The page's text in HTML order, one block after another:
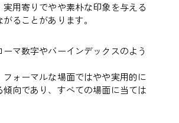
用寄りでやや素朴な印象を与える
ることがあります。
マ数字やバーインデックスのよう
ォーマルな場面ではやや実用的に
向であり、すべての場面に当ては